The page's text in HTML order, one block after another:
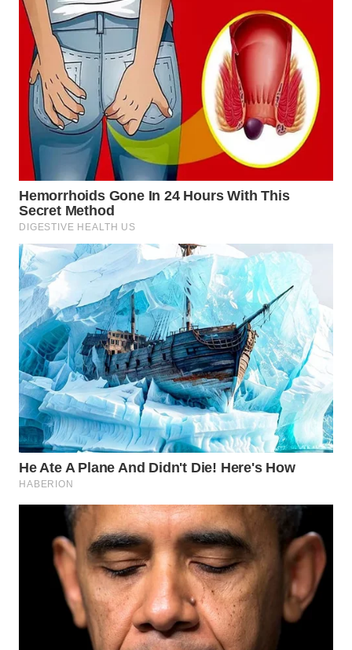
BOGOR
DEPOK
WN
TAPANULI
UTARA
WN
SAMOSIR
WN
PADANG
LAWAS
WN
SUMEDANG
WN
CIANJUR
WN
KEPULAUAN
SERIBU
WN
TANGERANG
WN
BINJAI